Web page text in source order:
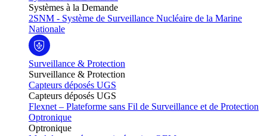
Systèmes à la Demande
2SNM - Système de Surveillance Nucléaire de la Marine
Nationale
Surveillance & Protection
Surveillance & Protection
Capteurs déposés UGS
Capteurs déposés UGS
Flexnet – Plateforme sans Fil de Surveillance et de Protection
Optronique
Optronique